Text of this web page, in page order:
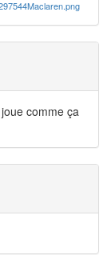
comme ça